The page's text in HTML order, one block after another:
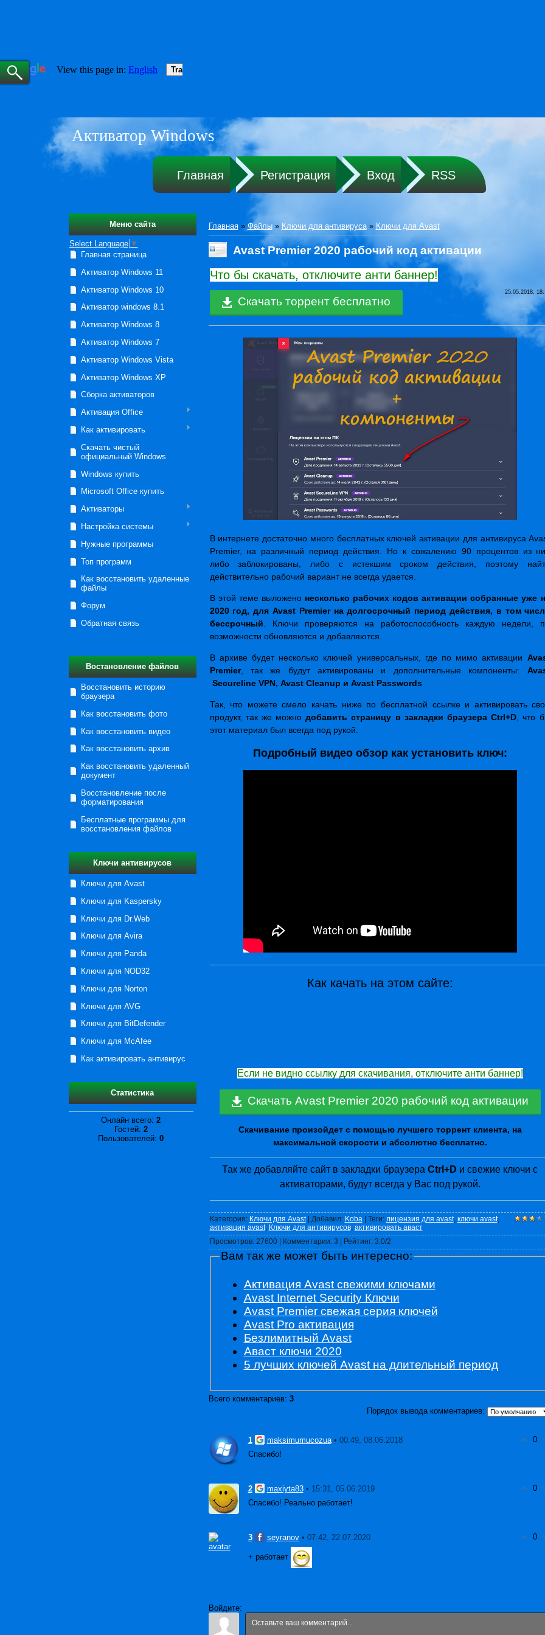
Активатор Windows
Главная Регистрация Вход RSS
Меню сайта
Select Language ▼
Главная страница
Активатор Windows 11
Активатор Windows 10
Активатор windows 8.1
Активатор Windows 8
Активатор Windows 7
Активатор Windows Vista
Активатор Windows XP
Сборка активаторов
Активация Office
Как активировать
Скачать чистый
официальный Windows
Windows купить
Microsoft Office купить
Активаторы
Настройка системы
Нужные программы
Топ программ
Как восстановить удаленные
файлы
Форум
Обратная связь
Востановление файлов
Восстановить историю
браузера
Как восстановить фото
Как восстановить видео
Как восстановить архив
Как восстановить удаленный
документ
Восстановление после
форматирования
Бесплатные программы для
восстановления файлов
Ключи антивирусов
Ключи для Avast
Ключи для Kaspersky
Ключи для Dr.Web
Ключи для Avira
Ключи для Panda
Ключи для NOD32
Ключи для Norton
Ключи для AVG
Ключи для BitDefender
Ключи для McAfee
Как активировать антивирус
Статистика
Онлайн всего: 2
Гостей: 2
Пользователей: 0
Главная»Файлы» Ключи для антивируса» Ключи для Avast
Avast Premier 2020 рабочий код активации
Что бы скачать, отключите анти баннер!
Скачать торрент бесплатно
25.05.2018,
В интернете достаточно много бесплатных ключей активации для антивируса
Premier, на различный период действия. Но к сожалению 90 процентов из
либо заблокированы, либо с истекшим сроком действия, поэтому
действительно рабочий вариант не всегда удается.
В этой теме выложено несколько рабочих кодов активации собранные уже
2020 год, для Avast Premier на долгосрочный период действия, в том
бессрочный . Ключи проверяются на работоспособность каждую недели,
возможности обновляются и добавляются.
В архиве будет несколько ключей универсальных, где по мимо активации
Premier, так же будут активированы и дополнительные компоненты:
Secureline VPN, Avast Cleanup и Avast Passwords
Так, что можете смело качать ниже по бесплатной ссылке и активировать
продукт, так же можнодобавить страницу в закладки браузера Ctrl+D , что
этот материал был всегда под рукой.
Подробный видео обзор как установить ключ:
Как качать на этом сайте:
Если не видно ссылку для скачивания, отключите анти баннер!
Скачать Avast Premier 2020 рабочий код активации
Скачивание произойдет с помощью лучшего торрент клиента, на
максимальной скорости и абсолютно бесплатно.
Так же добавляйте сайт в закладки браузера Ctrl+D и свежие ключи с
активаторами, будут всегда у Вас под рукой.
Категория: Ключи для Avast| Добавил: Koba | Теги: лицензия для avast, ключи avast,
активация avast, Ключи для антивирусов, активировать аваст
Просмотров: 27600 | Комментарии: 3 | Рейтинг: 3.0/2
Вам так же может быть интересно:
Активация Avast свежими ключами
Avast Internet Security Ключи
Avast Premier свежая серия ключей
Avast Pro активация
Безлимитный Avast
Аваст ключи 2020
5 лучших ключей Avast на длительный период
Всего комментариев: 3
Порядок вывода комментариев:
0
1 maksimumucozua • 00:49, 08.06.2018
Спасибо!
0
2 maxiyta83 • 15:31, 05.06.2019
Спасибо! Реально работает!
0
3 seyranov • 07:42, 22.07.2020
+ работает
Войдите: